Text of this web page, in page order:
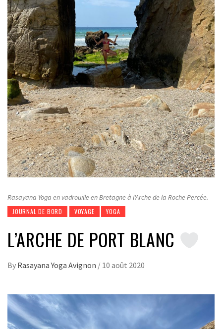
Rasayana Yoga en vadrouille en Bretagne à l'Arche de la Roche Percée.
JOURNAL DE BORD VOYAGE YOGA
L’ARCHE DE PORT BLANC
By Rasayana Yoga Avignon / 10 août 2020